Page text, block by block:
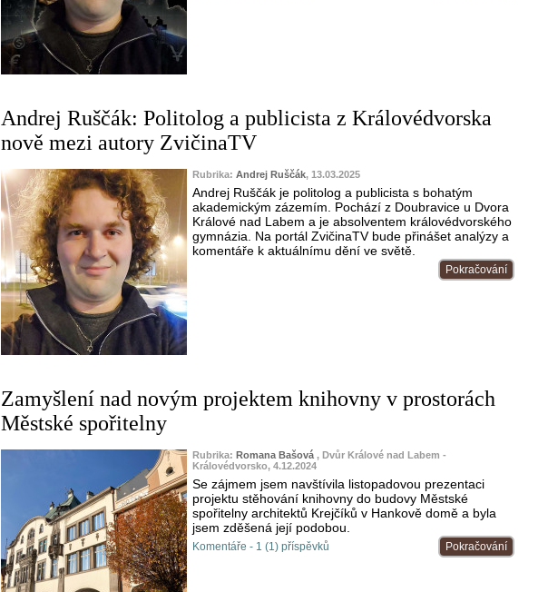
Andrej Ruščák: Politolog a publicista z Královédvorska
nově mezi autory ZvičinaTV
Rubrika: Andrej Ruščák, 13.03.2025
Andrej Ruščák je politolog a publicista s bohatým
akademickým zázemím. Pochází z Doubravice u Dvora
Králové nad Labem a je absolventem královédvorského
gymnázia. Na portál ZvičinaTV bude přinášet analýzy a
komentáře k aktuálnímu dění ve světě.
Pokračování
Zamyšlení nad novým projektem knihovny v prostorách
Městské spořitelny
Rubrika: Romana Bašová , Dvůr Králové nad Labem -
Královédvorsko, 4.12.2024
Se zájmem jsem navštívila listopadovou prezentaci
projektu stěhování knihovny do budovy Městské
spořitelny architektů Krejčíků v Hankově domě a byla
jsem zděšená její podobou.
Pokračování
Komentáře - 1 (1) příspěvků